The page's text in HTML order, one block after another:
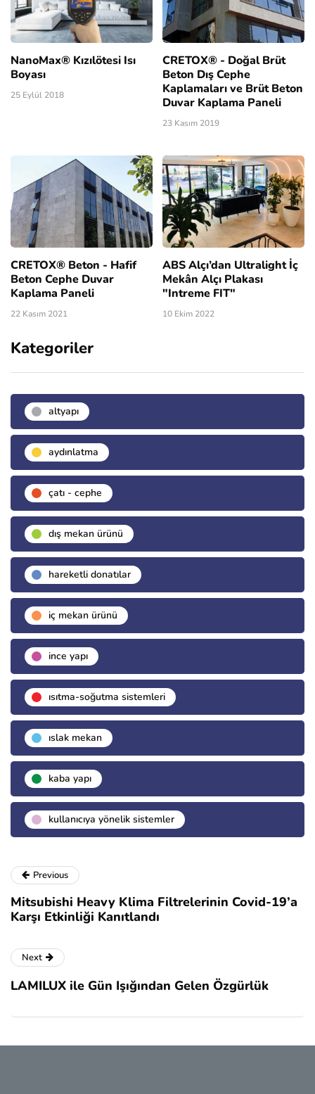
NanoMax® Kızılötesi Isı
Boyası
25 Eylül 2018
CRETOX® - Doğal Brüt
Beton Dış Cephe
Kaplamaları ve Brüt Beton
Duvar Kaplama Paneli
23 Kasım 2019
CRETOX® Beton - Hafif
Beton Cephe Duvar
Kaplama Paneli
22 Kasım 2021
ABS Alçı’dan Ultralight İç
Mekân Alçı Plakası
"Intreme FIT"
10 Ekim 2022
Kategoriler
altyapı
aydınlatma
çatı - cephe
dış mekan ürünü
hareketli donatılar
i̇ç mekan ürünü
i̇nce yapı
isıtma-soğutma sistemleri
islak mekan
kaba yapı
kullanıcıya yönelik sistemler
Previous
Mitsubishi Heavy Klima Filtrelerinin Covid-19’a
Karşı Etkinliği Kanıtlandı
Next
LAMILUX ile Gün Işığından Gelen Özgürlük